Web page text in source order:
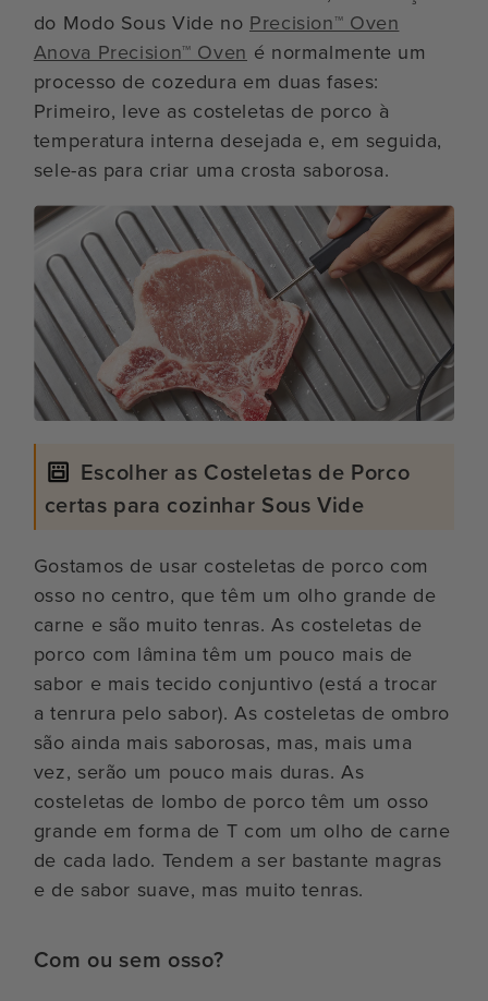
do Modo Sous Vide no Precision™ Oven
Anova Precision™ Oven é normalmente um
processo de cozedura em duas fases:
Primeiro, leve as costeletas de porco à
temperatura interna desejada e, em seguida,
sele-as para criar uma crosta saborosa.
Escolher as Costeletas de Porco
certas para cozinhar Sous Vide
Gostamos de usar costeletas de porco com
osso no centro, que têm um olho grande de
carne e são muito tenras. As costeletas de
porco com lâmina têm um pouco mais de
sabor e mais tecido conjuntivo (está a trocar
a tenrura pelo sabor). As costeletas de ombro
são ainda mais saborosas, mas, mais uma
vez, serão um pouco mais duras. As
costeletas de lombo de porco têm um osso
grande em forma de T com um olho de carne
de cada lado. Tendem a ser bastante magras
e de sabor suave, mas muito tenras.
Com ou sem osso?